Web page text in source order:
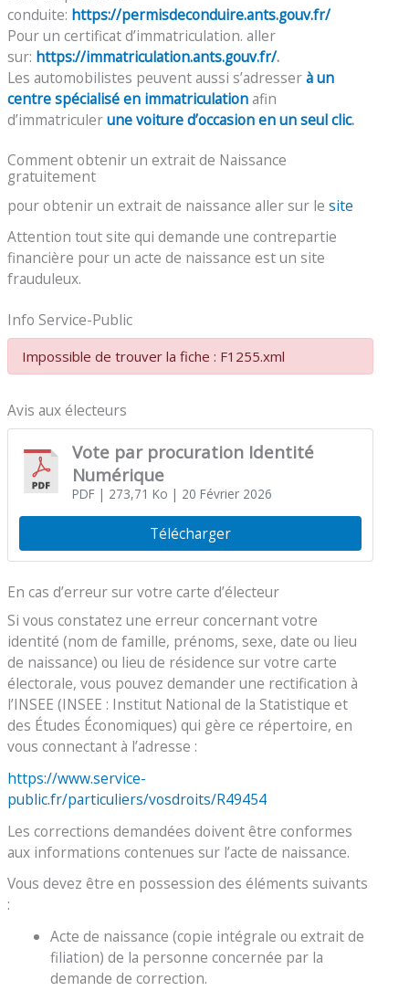
conduite: https://permisdeconduire.ants.gouv.fr/
Pour un certificat d’immatriculation. aller
sur: https://immatriculation.ants.gouv.fr/.
Les automobilistes peuvent aussi s’adresserà un
centre spécialisé en immatriculationafin
d’immatriculerune voiture d’occasion en un seul clic.
Comment obtenir un extrait de Naissance
gratuitement
pour obtenir un extrait de naissance aller sur le site
Attention tout site qui demande une contrepartie
financière pour un acte de naissance est un site
frauduleux.
Info Service-Public
Impossible de trouver la fiche : F1255.xml
Avis aux électeurs
Vote par procuration Identité
Numérique
PDF| 273,71 Ko | 20 Février 2026
Télécharger
En cas d’erreur sur votre carte d’électeur
Si vous constatez une erreur concernant votre
identité (nom de famille, prénoms, sexe, date ou lieu
de naissance) ou lieu de résidence sur votre carte
électorale, vous pouvez demander une rectification à
l’INSEE (INSEE : Institut National de la Statistique et
des Études Économiques) qui gère ce répertoire, en
vous connectant à l’adresse :
https://www.service-
public.fr/particuliers/vosdroits/R49454
Les corrections demandées doivent être conformes
aux informations contenues sur l’acte de naissance.
Vous devez être en possession des éléments suivants
:
Acte de naissance (copie intégrale ou extrait de
filiation) de la personne concernée par la
demande de correction.